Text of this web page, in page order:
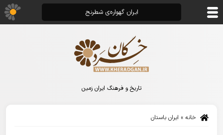
تاریخ و فرهنگ ایران زمین
خانه » ایران باستان
ایران گهواره‌ی شطرنج